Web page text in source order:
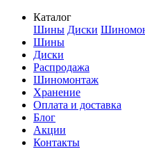
Каталог
Шины Диски
Шины
Диски
Распродажа
Шиномонтаж
Хранение
Оплата и доставка
Блог
Акции
Контакты